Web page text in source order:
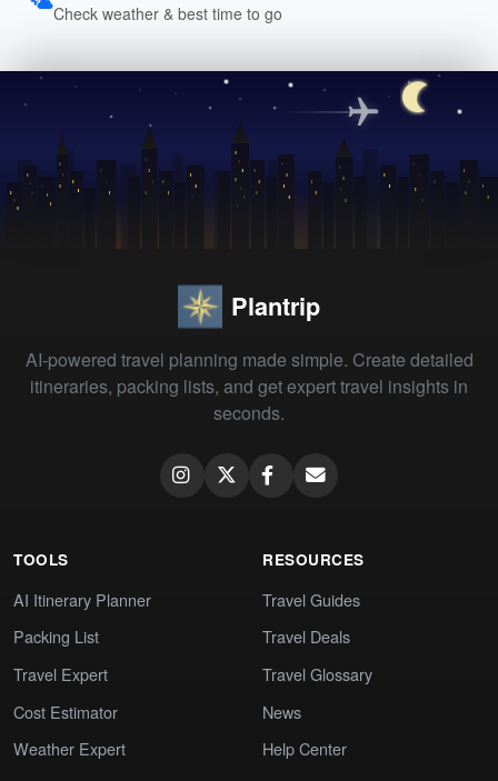
Check weather & best time to go
Plantrip
AI-powered travel planning made simple. Create detailed
itineraries, packing lists, and get expert travel insights in
seconds.
TOOLS
AI Itinerary Planner
Packing List
Travel Expert
Cost Estimator
Weather Expert
RESOURCES
Travel Guides
Travel Deals
Travel Glossary
News
Help Center